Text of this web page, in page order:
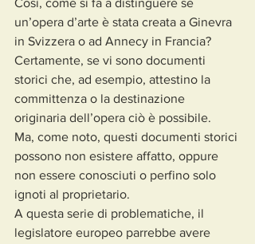
Così, come si fa a distinguere se
un’opera d’arte è stata creata a Ginevra
in Svizzera o ad Annecy in Francia?
Certamente, se vi sono documenti
storici che, ad esempio, attestino la
committenza o la destinazione
originaria dell’opera ciò è possibile.
Ma, come noto, questi documenti storici
possono non esistere affatto, oppure
non essere conosciuti o perfino solo
ignoti al proprietario.
A questa serie di problematiche, il
legislatore europeo parrebbe avere